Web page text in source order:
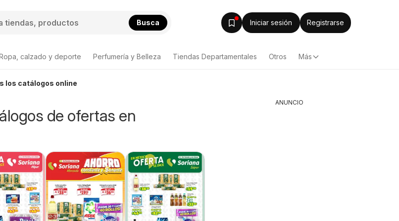
Busca Iniciar sesión Registrarse
calzado y deporte Perfumería y Belleza Tiendas Departamentales Otros Más
los catálogos online
de ofertas en
ANUNCIO